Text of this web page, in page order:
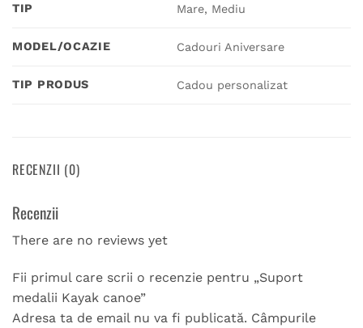
TIP Mare, Mediu
MODEL/OCAZIE Cadouri Aniversare
TIP PRODUS Cadou personalizat
RECENZII (0)
Recenzii
There are no reviews yet
Fii primul care scrii o recenzie pentru „Suport
medalii Kayak canoe”
Adresa ta de email nu va fi publicată. Câmpurile